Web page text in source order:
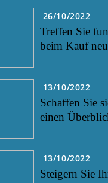
26/10/2022
Treffen Sie
beim Kauf
13/10/2022
Schaffen Sie
einen
13/10/2022
Steigern Sie